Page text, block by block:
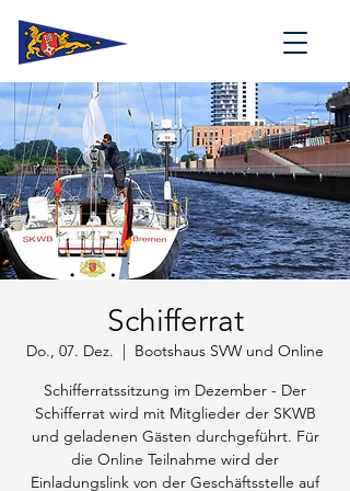
Schifferrat
Do., 07. Dez.
  |
Bootshaus SVW und Online
Schifferratssitzung im Dezember - Der
Schifferrat wird mit Mitglieder der SKWB
und geladenen Gästen durchgeführt. Für
die Online Teilnahme wird der
Einladungslink von der Geschäftsstelle auf